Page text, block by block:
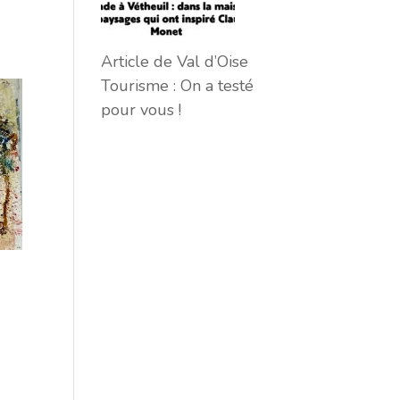
Article de Val d’Oise
Tourisme : On a testé
pour vous !